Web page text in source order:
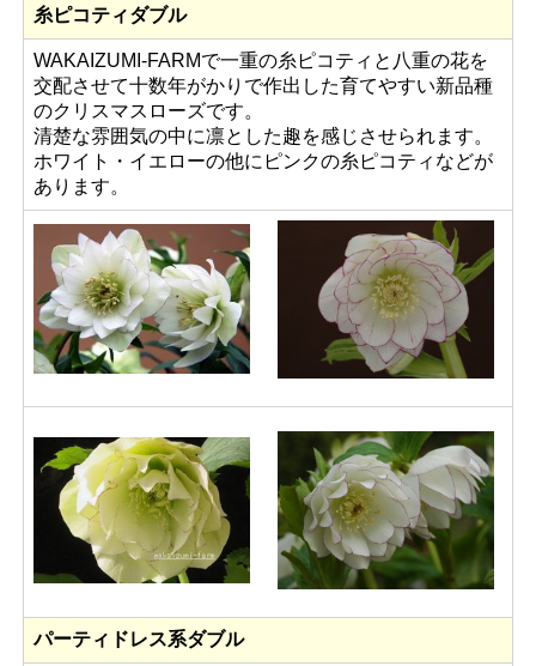
糸ピコティダブル
WAKAIZUMI-FARMで一重の糸ピコティと八重の花を
交配させて十数年がかりで作出した育てやすい新品種
のクリスマスローズです。
清楚な雰囲気の中に凛とした趣を感じさせられます。
ホワイト・イエローの他にピンクの糸ピコティなどが
あります。
パーティドレス系ダブル